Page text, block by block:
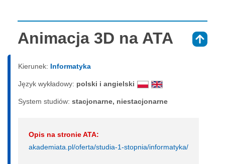
Animacja 3D na ATA
Kierunek: Informatyka
Język wykładowy: polski i angielski
System studiów: sta­cjo­nar­ne, nie­sta­cjo­nar­ne
Opis na stronie ATA:
akademiata.pl/oferta/studia-1-stopnia/informatyka/